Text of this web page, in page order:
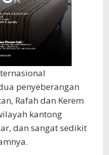
penyeberangan
Rafah dan Kerem
kantong
dan sangat sedikit